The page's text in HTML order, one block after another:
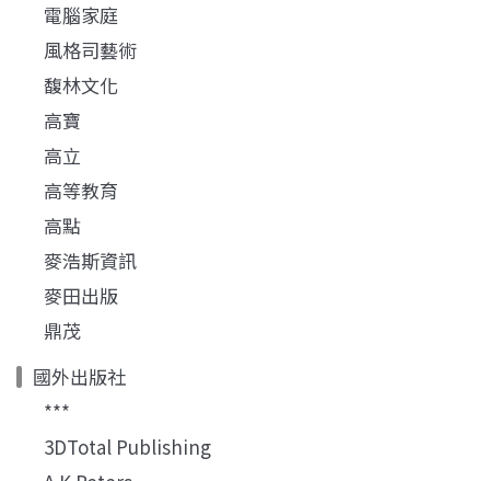
電腦家庭
風格司藝術
馥林文化
高寶
高立
高等教育
高點
麥浩斯資訊
麥田出版
鼎茂
國外出版社
***
3DTotal Publishing